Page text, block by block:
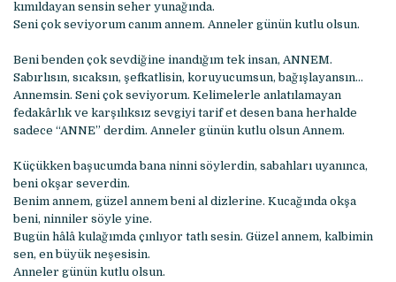
kımıldayan sensin seher yunağında.
Seni çok seviyorum canım annem. Anneler günün kutlu olsun.
Beni benden çok sevdiğine inandığım tek insan, ANNEM.
Sabırlısın, sıcaksın, şefkatlisin, koruyucumsun, bağışlayansın…
Annemsin. Seni çok seviyorum. Kelimelerle anlatılamayan
fedakârlık ve karşılıksız sevgiyi tarif et desen bana herhalde
sadece “ANNE” derdim. Anneler günün kutlu olsun Annem.
Küçükken başucumda bana ninni söylerdin, sabahları uyanınca,
beni okşar severdin.
Benim annem, güzel annem beni al dizlerine. Kucağında okşa
beni, ninniler söyle yine.
Bugün hâlâ kulağımda çınlıyor tatlı sesin. Güzel annem, kalbimin
sen, en büyük neşesisin.
Anneler günün kutlu olsun.